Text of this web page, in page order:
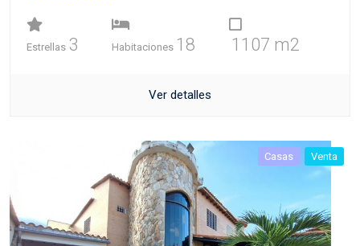
Estrellas 3 Habitaciones 18 1107 m2
Ver detalles
Casas Venta